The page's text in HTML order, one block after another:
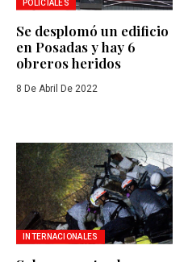
POLICIALES
Se desplomó un edificio
en Posadas y hay 6
obreros heridos
8 De Abril De 2022
INTERNACIONALES